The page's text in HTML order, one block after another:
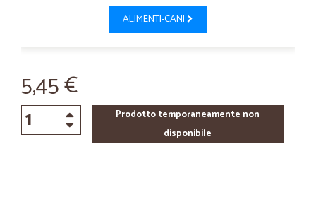
ALIMENTI-CANI
5,45 €
Prodotto temporaneamente non
disponibile